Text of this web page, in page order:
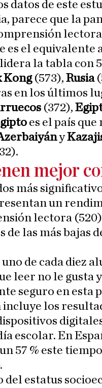
datos de este
parece que la
es el equivalente
lidera la tabla con
Kong(573), Rusia
en los últimos
(372),
es el país
y
mejor
más
un
lectora
de las más bajas
de cada diez
leer no le gusta
seguro en esta
los
escolar. En
57 % este
del estatus